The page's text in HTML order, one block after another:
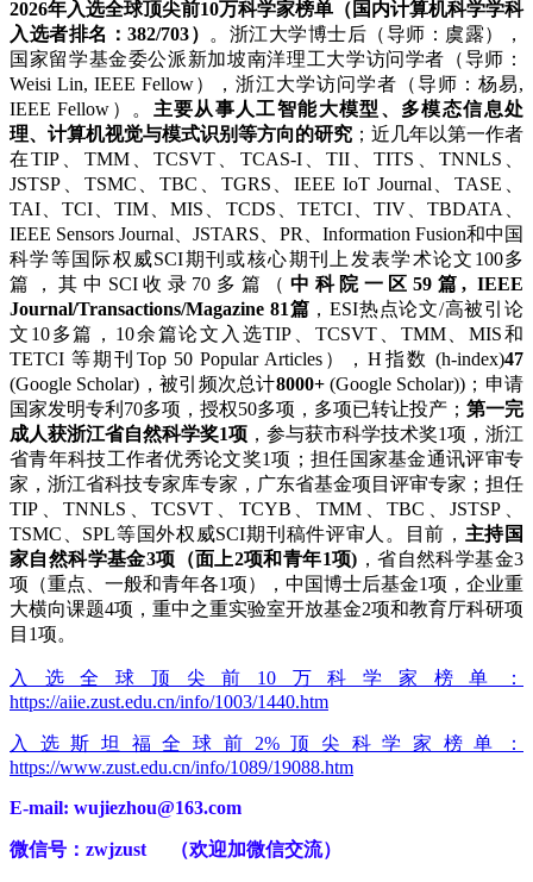
2026年入选全球顶尖前10万科学家榜单（国内计算机科学学科
入选者排名：382/703）
。浙江大学博士后（导师：虞露），
国家留学基金委公派新加坡南洋理工大学访问学者（导师：
Weisi Lin, IEEE Fellow），浙江大学访问学者（导师：杨易,
IEEE Fellow）。 主要从事人工智能大模型、多模态信息处
理、计算机视觉与模式识别等方向的研究 ；近几年以第一作者
在TIP、TMM、TCSVT、TCAS-I、TII、TITS、TNNLS、
JSTSP、TSMC、TBC、TGRS、IEEE IoT Journal、TASE、
TAI、TCI、TIM、MIS、TCDS、TETCI、TIV、TBDATA、
IEEE Sensors Journal、JSTARS、PR、Information Fusion和中国
科学等国际权威SCI期刊或核心期刊上发表学术论文100多
篇，其中SCI收录70多篇（ 中科院一区59篇, IEEE
Journal/Transactions/Magazine 81篇 ，ESI热点论文/高被引论
文10多篇，10余篇论文入选TIP、TCSVT、TMM、MIS和
TETCI 等期刊Top 50 Popular Articles），H指数 (h-index)47
(Google Scholar)，被引频次总计8000+(Google Scholar))；申请
国家发明专利70多项，授权50多项，多项已转让投产； 第一完
成人获浙江省自然科学奖1项 ，参与获市科学技术奖1项，浙江
省青年科技工作者优秀论文奖1项；担任国家基金通讯评审专
家，浙江省科技专家库专家，广东省基金项目评审专家；担任
TIP、TNNLS、TCSVT、TCYB、TMM、TBC、JSTSP、
TSMC、SPL等国外权威SCI期刊稿件评审人。目前， 主持国
家自然科学基金3项（面上2项和青年1项) ，省自然科学基金3
项（重点、一般和青年各1项），中国博士后基金1项，企业重
大横向课题4项，重中之重实验室开放基金2项和教育厅科研项
目1项。
入选全球顶尖前10万科学家榜单：
https://aiie.zust.edu.cn/info/1003/1440.htm
入选斯坦福全球前2%顶尖科学家榜单：
https://www.zust.edu.cn/info/1089/19088.htm
E-mail: wujiezhou@163.com
微信号：zwjzust （欢迎加微信交流）